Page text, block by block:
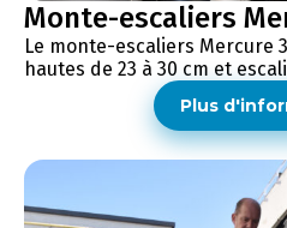
Monte-escaliers
Le monte-escaliers Mercure
hautes de 23 à 30 cm et
Plus